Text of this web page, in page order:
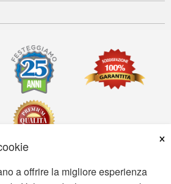
×
a offrire la migliore esperienza
Termini d'uso Tutela della privacy